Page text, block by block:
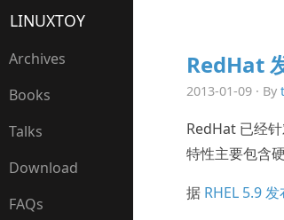
LINUXTOY
Archives
Books
Talks
Download
FAQs
RedHat
2013-01-09 · By
RedHat 已经
特性主要包含
据 RHEL 5.9